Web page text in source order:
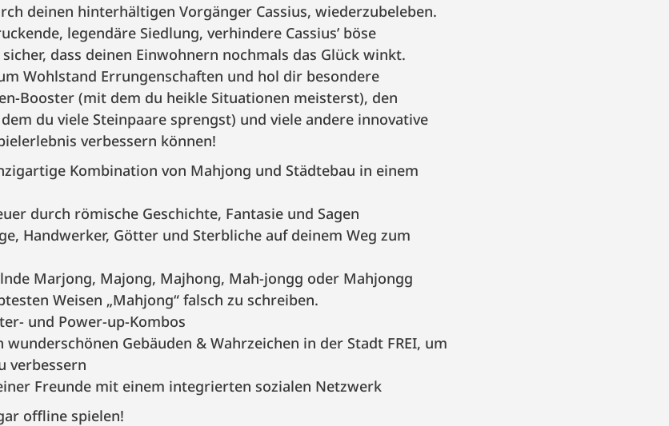
deinen hinterhältigen Vorgänger Cassius, wiederzubeleben.
legendäre Siedlung, verhindere Cassius’ böse
dass deinen Einwohnern nochmals das Glück winkt.
Wohlstand Errungenschaften und hol dir besondere
Booster (mit dem du heikle Situationen meisterst), den
du viele Steinpaare sprengst) und viele andere innovative
verbessern können!
Kombination von Mahjong und Städtebau in einem
durch römische Geschichte, Fantasie und Sagen
Handwerker, Götter und Sterbliche auf deinem Weg zum
Marjong, Majong, Majhong, Mah-jongg oder Mahjongg
Weisen „Mahjong“ falsch zu schreiben.
und Power-up-Kombos
wunderschönen Gebäuden & Wahrzeichen in der Stadt FREI, um
verbessern
Freunde mit einem integrierten sozialen Netzwerk
offline spielen!